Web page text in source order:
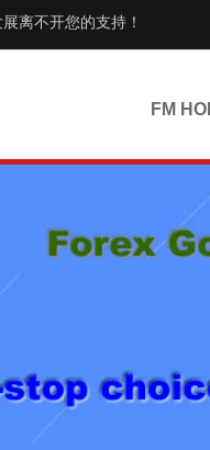
离不开您的支持！
FM